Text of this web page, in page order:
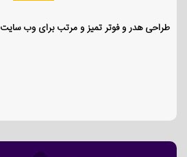
طراحی هدر و فوتر تمیز و مرتب برای وب سایت